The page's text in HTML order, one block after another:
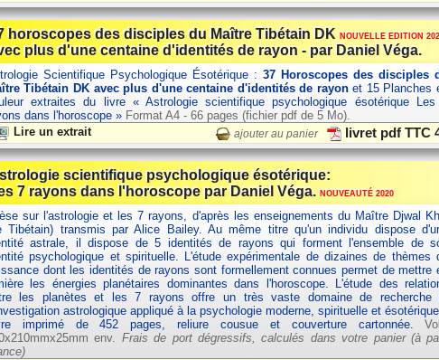
horoscopes des disciples du Maître Tibétain DKNOUVELLE EDITION
plus d'une centaine d'identités de rayon - par Daniel Véga.
Scientifique Psychologique Ésotérique : 37 Horoscopes des disciples
Tibétain DK avec plus d'une centaine d'identités de rayonet 15 Planches
extraites du livre « Astrologie scientifique psychologique ésotérique
dans l'horoscope » Format A4 - 66 pages (fichier pdf de 5 Mo).
Lire un extrait
ajouter au panier livret pdf TTC
scientifique psychologique ésotérique:
7 rayons dans l'horoscope par Daniel Véga.NOUVEAUTÉ 2020
sur l'astrologie et les 7 rayons, d'après les enseignements du Maître Djwal
Tibétain) transmis par Alice Bailey. Au même titre qu'un individu dispose
astrale, il dispose de 5 identités de rayons qui forment l'ensemble de
psychologique et spirituelle. L'étude expérimentale de dizaines de thèmes
dont les identités de rayons sont formellement connues permet de mettre
les énergies planétaires dominantes dans l'horoscope. L'étude des
les planètes et les 7 rayons offre un très vaste domaine de recherche
astrologique appliqué à la psychologie moderne, spirituelle et
imprimé de 452 pages, reliure cousue et couverture cartonnée.
env. Frais de port dégressifs, calculés dans votre panier (à